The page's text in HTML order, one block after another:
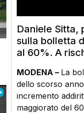
Daniele Sitta,
sulla bolletta
al 60%. A
MODENA – La
dello scorso
incremento
maggiorato del